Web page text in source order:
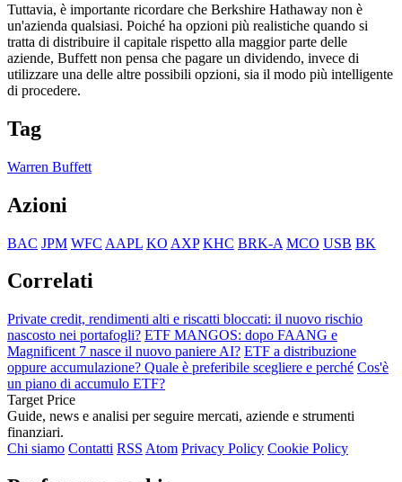
Tuttavia, è importante ricordare che Berkshire Hathaway non è
un'azienda qualsiasi. Poiché ha opzioni più realistiche quando si
tratta di distribuire il capitale rispetto alla maggior parte delle
aziende, Buffett non pensa che pagare un dividendo, invece di
utilizzare una delle altre possibili opzioni, sia il modo più intelligente
di procedere.
Tag
Warren Buffett
Azioni
BAC JPM WFC AAPL KO AXP KHC BRK-A MCO USB BK
Correlati
Private credit, rendimenti alti e riscatti bloccati: il nuovo rischio
nascosto nei portafogli? ETF MANGOS: dopo FAANG e
Magnificent 7 nasce il nuovo paniere AI? ETF a distribuzione
oppure accumulazione? Quale è preferibile scegliere e perché Cos'è
un piano di accumulo ETF?
Target Price
Guide, news e analisi per seguire mercati, aziende e strumenti
finanziari.
Chi siamo Contatti RSS Atom Privacy Policy Cookie Policy